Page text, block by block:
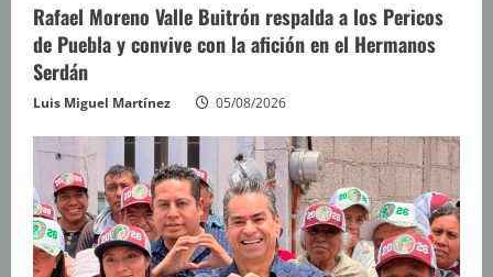
Rafael Moreno Valle Buitrón respalda a los Pericos
de Puebla y convive con la afición en el Hermanos
Serdán
Luis Miguel Martínez 05/08/2026